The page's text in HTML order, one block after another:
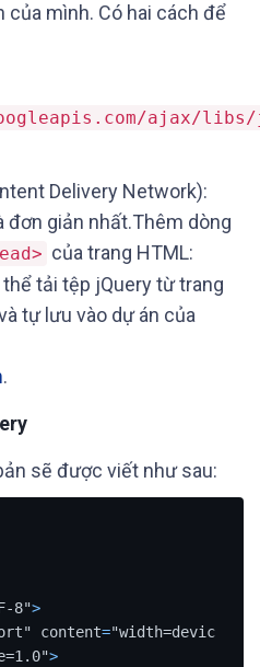
của mình. Có hai cách để
ajax/
Delivery Network):
đơn giản nhất.Thêm dòng
của trang HTML:
thể tải tệp jQuery từ trang
tự lưu vào dự án của
.
sẽ được viết như sau:
8">
content="width=devic
>